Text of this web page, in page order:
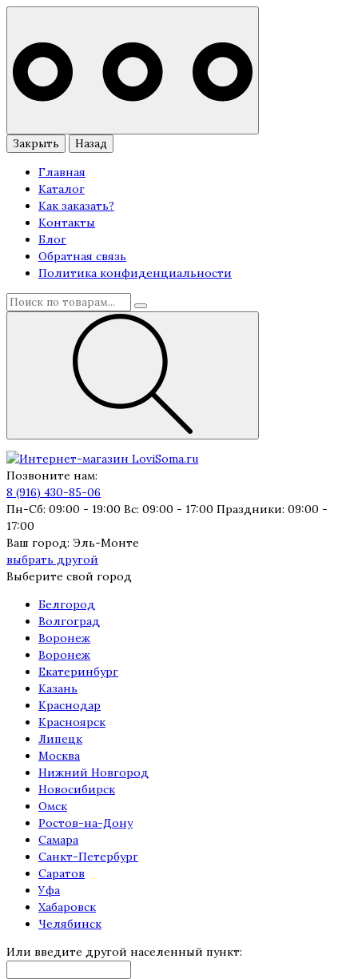
Закрыть Назад
Главная
Каталог
Как заказать?
Контакты
Блог
Обратная связь
Политика конфиденциальности
Позвоните нам:
8 (916) 430-85-06
Пн-Сб: 09:00 - 19:00 Вс: 09:00 - 17:00 Праздники: 09:00 -
17:00
Ваш город: Эль-Монте
выбрать другой
Выберите свой город
Белгород
Волгоград
Воронеж
Воронеж
Екатеринбург
Казань
Краснодар
Красноярск
Липецк
Москва
Нижний Новгород
Новосибирск
Омск
Ростов-на-Дону
Самара
Санкт-Петербург
Саратов
Уфа
Хабаровск
Челябинск
Или введите другой населенный пункт: